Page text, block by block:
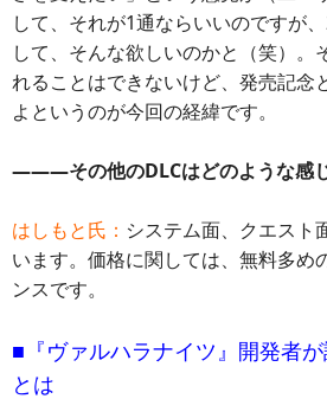
して、それが1通ならいいのですが
して、そんな欲しいのかと（笑）。
れることはできないけど、発売記念
よというのが今回の経緯です。
―――その他のDLCはどのような感じ
はしもと氏： システム面、クエスト
います。価格に関しては、無料多め
ンスです。
■『ヴァルハラナイツ』開発者
とは